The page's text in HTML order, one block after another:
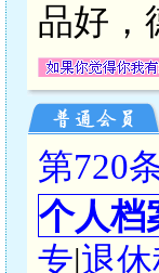
品好，
第720
个人档
专|退